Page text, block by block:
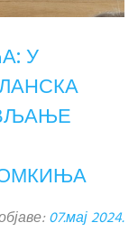
У
07.мај 2024.